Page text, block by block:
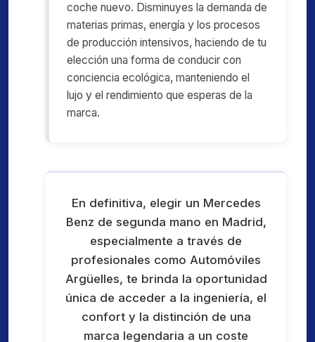
coche nuevo. Disminuyes la demanda de
materias primas, energía y los procesos
de producción intensivos, haciendo de tu
elección una forma de conducir con
conciencia ecológica, manteniendo el
lujo y el rendimiento que esperas de la
marca.
En definitiva, elegir un Mercedes
Benz de segunda mano en Madrid,
especialmente a través de
profesionales como Automóviles
Argüelles, te brinda la oportunidad
única de acceder a la ingeniería, el
confort y la distinción de una
marca legendaria a un coste